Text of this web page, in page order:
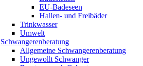
EU-Badeseen
Hallen- und Freibäder
Trinkwasser
Umwelt
Schwangerenberatung
Allgemeine Schwangerenberatung
Ungewollt Schwanger